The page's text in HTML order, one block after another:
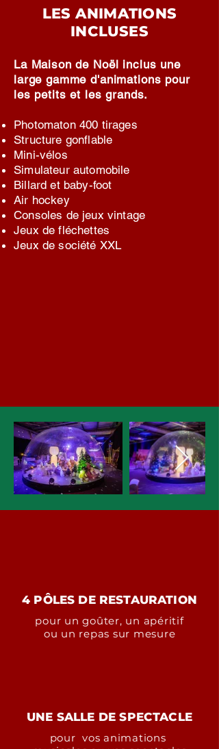
LES ANIMATIONS
INCLUSES
La Maison de Noël inclus une
large gamme d'animations pour
les petits et les grands.
Photomaton 400 tirages
Structure gonflable
Mini-vélos
Simulateur automobile
Billard et baby-foot
Air hockey
Consoles de jeux vintage
Jeux de fléchettes
Jeux de société XXL
4 PÔLES DE RESTAURATION
pour un goûter, un apéritif
ou un repas sur mesure
UNE SALLE DE SPECTACLE
pour vos animations